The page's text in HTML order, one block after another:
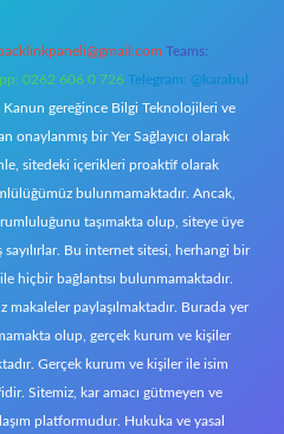
backlinkpaneli@gmail.com Teams:
0262 606 0 726 Telegram: @karabul
Kanun gereğince Bilgi Teknolojileri ve
onaylanmış bir Yer Sağlayıcı olarak
sitedeki içerikleri proaktif olarak
bulunmamaktadır. Ancak,
taşımakta olup, siteye üye
Bu internet sitesi, herhangi bir
hiçbir bağlantısı bulunmamaktadır.
makaleler paylaşılmaktadır. Burada yer
olup, gerçek kurum ve kişiler
Gerçek kurum ve kişiler ile isim
Sitemiz, kar amacı gütmeyen ve
platformudur. Hukuka ve yasal